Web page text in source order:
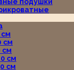
см
см
см
см
см